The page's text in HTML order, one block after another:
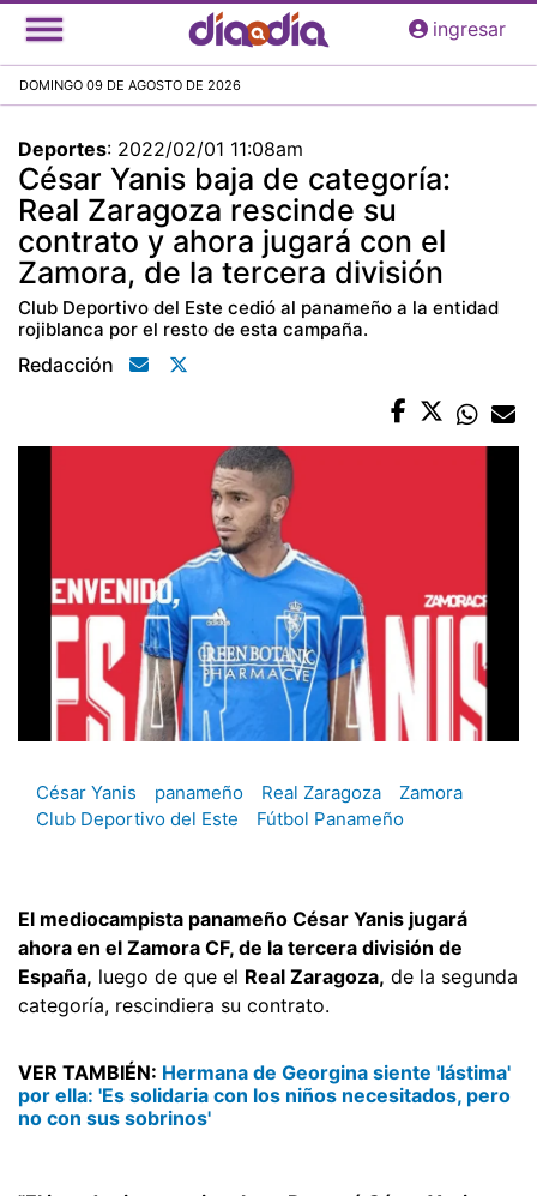
Pasar
al
principal
ingresar
DOMINGO 09 DE AGOSTO DE 2026
Deportes: 2022/02/01 11:08am
César Yanis baja de categoría:
Real Zaragoza rescinde su
contrato y ahora jugará con el
Zamora, de la tercera división
Club Deportivo del Este cedió al panameño a la entidad
rojiblanca por el resto de esta campaña.
Redacción
César Yanis panameño Real Zaragoza
Zamora
Club Deportivo del Este
Fútbol Panameño
El mediocampista panameño César Yanis jugará
ahora en el Zamora CF, de la tercera división de
España, luego de que el Real Zaragoza, de la segunda
categoría, rescindiera su contrato.
VER TAMBIÉN: Hermana de Georgina siente 'lástima'
por ella: 'Es solidaria con los niños necesitados, pero
no con sus sobrinos'